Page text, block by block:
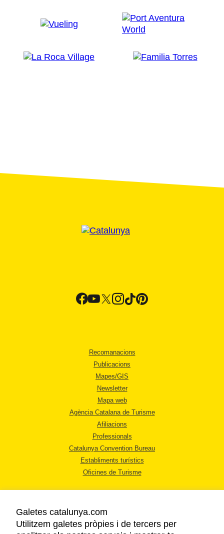
Recomanacions
Publicacions
Mapes/GIS
Newsletter
Mapa web
Agència Catalana de Turisme
Afiliacions
Professionals
Catalunya Convention Bureau
Establiments turístics
Oficines de Turisme
Galetes catalunya.com
Utilitzem galetes pròpies i de tercers per